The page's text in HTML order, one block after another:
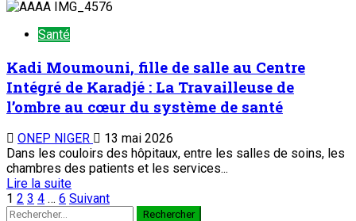
Santé
Kadi Moumouni, fille de salle au Centre
Intégré de Karadjé : La Travailleuse de
l’ombre au cœur du système de santé
ONEP NIGER
13 mai 2026
Dans les couloirs des hôpitaux, entre les salles de soins, les
chambres des patients et les services...
Lire la suite
1 2 3 4 … 6 Suivant